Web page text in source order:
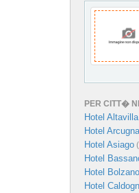
PER CITT�
Hotel
Hotel
Hotel Asiago
Hotel
Hotel
Hotel